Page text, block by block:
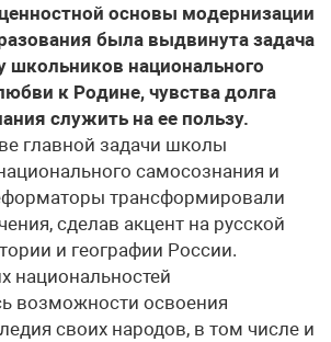
основы модернизации
была выдвинута задача
школьников национального
к Родине, чувства долга
служить на ее пользу.
главной задачи школы
самосознания и
трансформировали
сде­лав акцент на русской
и географии России.
национальностей
возможности освоения
своих народов, в том числе и